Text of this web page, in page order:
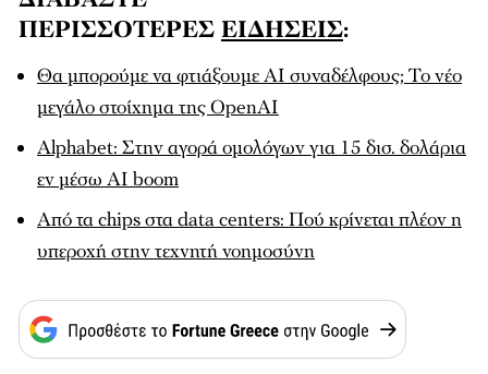
ΠΕΡΙΣΣΟΤΕΡΕΣ ΕΙΔΗΣΕΙΣ:
Θα μπορούμε να φτιάξουμε AI συναδέλφους; Το νέο
μεγάλο στοίχημα της OpenAI
Alphabet: Στην αγορά ομολόγων για 15 δισ. δολάρια
εν μέσω AI boom
Από τα chips στα data centers: Πού κρίνεται πλέον η
υπεροχή στην τεχνητή νοημοσύνη